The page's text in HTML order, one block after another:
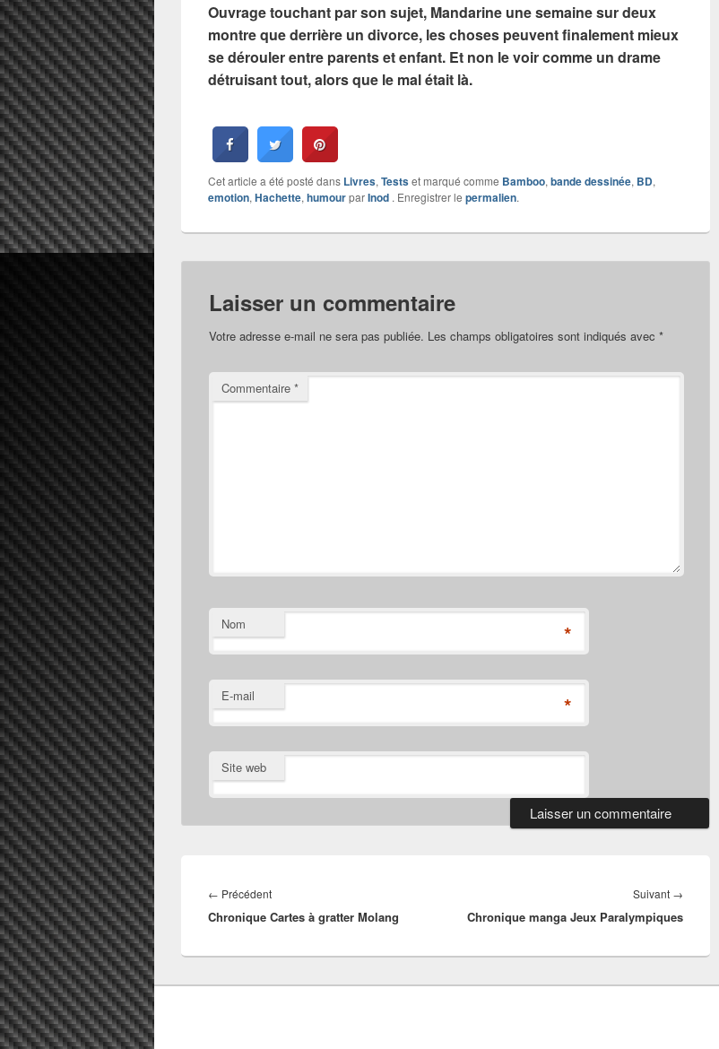
Ouvrage touchant par son sujet, Mandarine une semaine sur deux
montre que derrière un divorce, les choses peuvent finalement mieux
se dérouler entre parents et enfant. Et non le voir comme un drame
détruisant tout, alors que le mal était là.
Cet article a été posté dans Livres, Testset marqué comme Bamboo, bande dessinée, BD,
emotion, Hachette, humourparInod . Enregistrer le permalien.
Laisser un commentaire
Votre adresse e-mail ne sera pas publiée. Les champs obligatoires sont indiqués avec *
Commentaire *
Nom *
E-mail *
Site web
de
l’article
← PrécédentArticle
précédent :
Chronique Cartes à gratter Molang
Suivant →
suivant :
Chronique manga Jeux Paralympiques